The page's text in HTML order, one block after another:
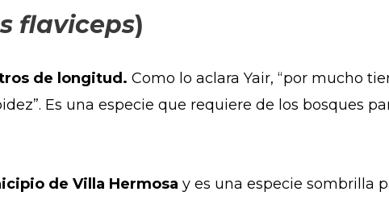
flaviceps)
de longitud. Como lo aclara Yair, “por mucho
Es una especie que requiere de los bosques
de Villa Hermosa y es una especie sombrilla